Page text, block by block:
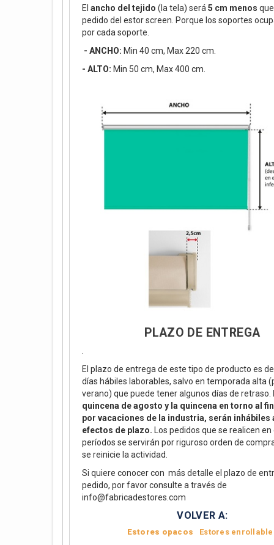
El ancho del tejido (la tela) será 5 cm menos
pedido del estor screen. Porque los soportes
por cada soporte.
- ANCHO: Min 40 cm, Max 220 cm.
- ALTO: Min 50 cm, Max 400 cm.
PLAZO DE ENTREGA
El plazo de entrega de este tipo de producto es
días hábiles laborables, salvo en temporada alta
verano) que puede tener algunos días de retraso.
quincena de agosto y la quincena en torno al
por vacaciones de la industria, serán inhábiles
efectos de plazo. Los pedidos que se realicen en
períodos se servirán por riguroso orden de
se reinicie la actividad.
Si quiere conocer con más detalle el plazo de
pedido, por favor consulte a través de
info@fabricadestores.com
VOLVER A:
Estores opacos Estores